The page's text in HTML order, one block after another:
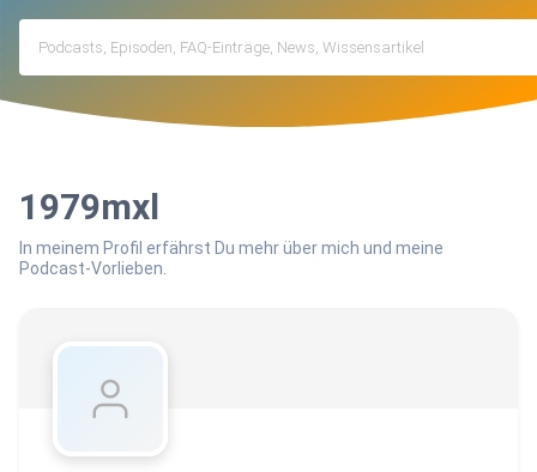
1979mxl
In meinem Profil erfährst Du mehr über mich und meine
Podcast-Vorlieben.